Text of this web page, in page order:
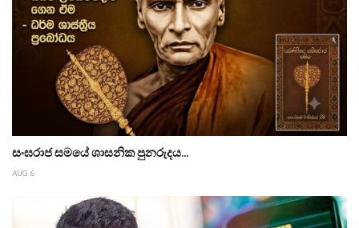
සංඝරාජ සමයේ ශාසනික පුනරුදය...
AUG 6